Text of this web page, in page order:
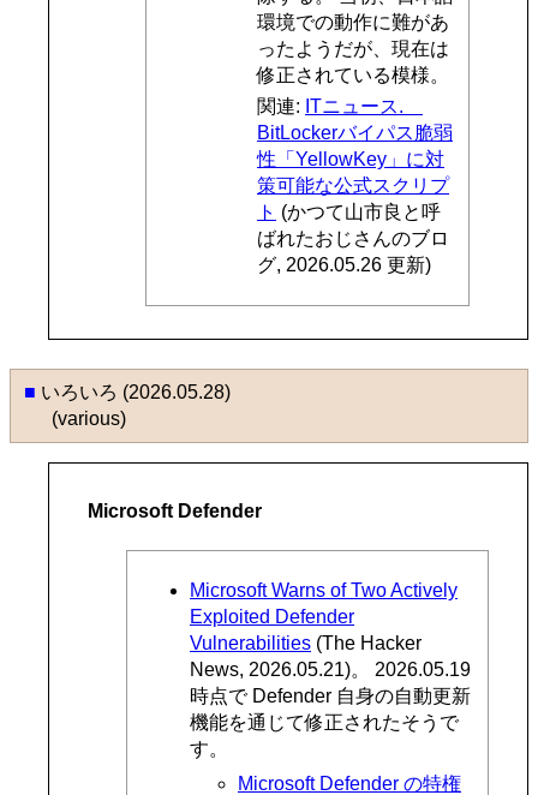
環境での動作に難があ
ったようだが、現在は
修正されている模様。
関連: ITニュース.
BitLockerバイパス脆弱
性「YellowKey」に対
策可能な公式スクリプ
ト (かつて山市良と呼
ばれたおじさんのブロ
グ, 2026.05.26 更新)
■ いろいろ (2026.05.28)
(various)
Microsoft Defender
Microsoft Warns of Two Actively
Exploited Defender
Vulnerabilities (The Hacker
News, 2026.05.21)。 2026.05.19
時点で Defender 自身の自動更新
機能を通じて修正されたそうで
す。
Microsoft Defender の特権